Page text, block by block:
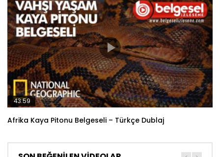
43:59
Afrika Kaya Pitonu Belgeseli – Türkçe Dublaj